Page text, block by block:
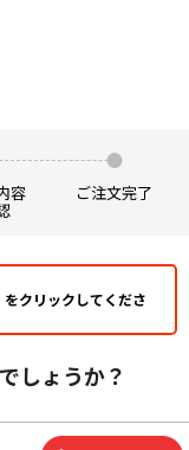
容 ご注文完了
クリックしてくださ
しょうか？